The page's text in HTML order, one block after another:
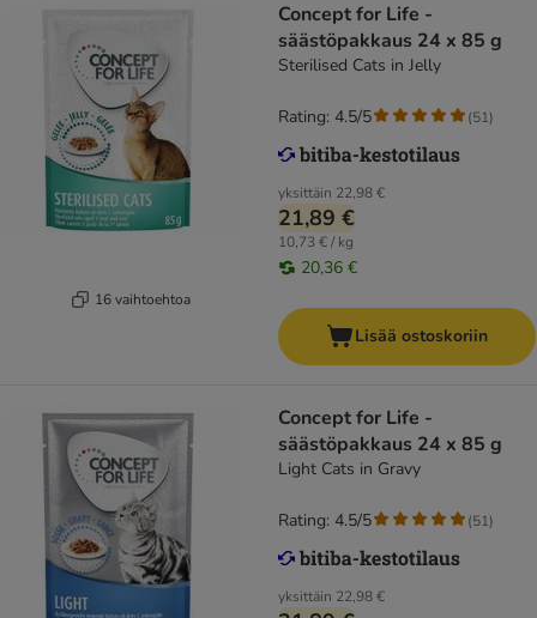
16 vaihtoehtoa
Concept for Life -
säästöpakkaus 24 x 85 g
Sterilised Cats in Jelly
yksittäin 22,98 €
21,89 €
10,73 € / kg
20,36 €
Rating: 4.5/5 (51)
Lisää ostoskoriin
Concept for Life -
säästöpakkaus 24 x 85 g
Light Cats in Gravy
yksittäin 22,98 €
Rating: 4.5/5 (51)